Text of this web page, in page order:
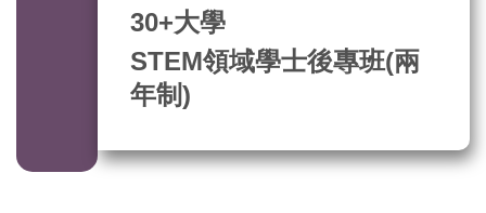
30+大學
STEM領域學士後專班(兩
年制)